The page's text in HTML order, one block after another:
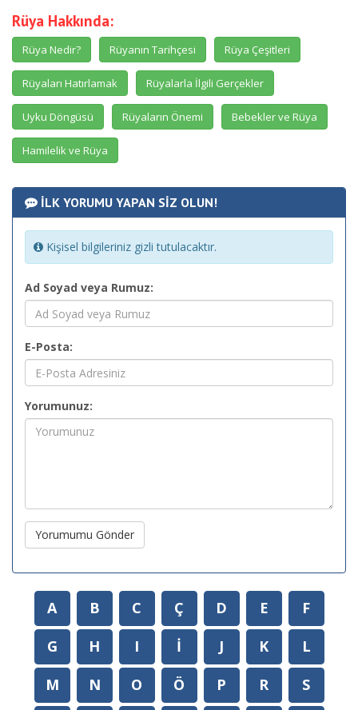
Rüya Hakkında:
Rüya Nedir? Rüyanın Tarihçesi Rüya Çeşitleri
Rüyaları Hatırlamak Rüyalarla İlgili Gerçekler
Uyku Döngüsü Rüyaların Önemi Bebekler ve Rüya
Hamilelik ve Rüya
İLK YORUMU YAPAN SİZ OLUN!
Kişisel bilgileriniz gizli tutulacaktır.
Ad Soyad veya Rumuz:
E-Posta:
Yorumunuz:
Yorumumu Gönder
A B C Ç D E
F
G
H I İ J K
L
M
N O Ö P R S